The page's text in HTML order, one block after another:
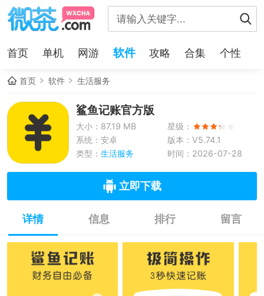
首页 单机 网游 软件 攻略 合集 个性
首页 软件 生活服务
鲨鱼记账官方版
大小：87.19 MB
星级：
系统：安卓
版本：V5.74.1
类型： 生活服务 时间：2026-07-28
立即下载
详情 信息 排行 留言